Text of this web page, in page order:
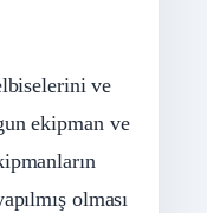
ve
ekipman ve
olması